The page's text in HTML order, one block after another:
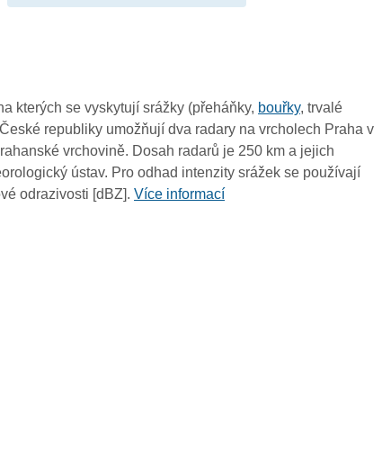
02:30
02:20
02:10
02:00
kterých se vyskytují srážky (přeháňky, bouřky, trvalé
republiky umožňují dva radary na vrcholech Praha v
vrchovině. Dosah radarů je 250 km a jejich
ústav. Pro odhad intenzity srážek se používají
odrazivosti [dBZ].Více informací